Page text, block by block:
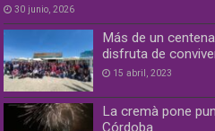
30 junio, 2026
Más de un
disfruta de
15 abril, 2023
La cremà pone
Córdoba